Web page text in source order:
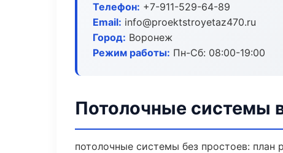
Телефон: +7-911-529-64-89
Email: info@proektstroyetaz470.ru
Город: Воронеж
Режим работы: Пн-Сб: 08:00-19:00
Потолочные системы
потолочные системы без простоев: план